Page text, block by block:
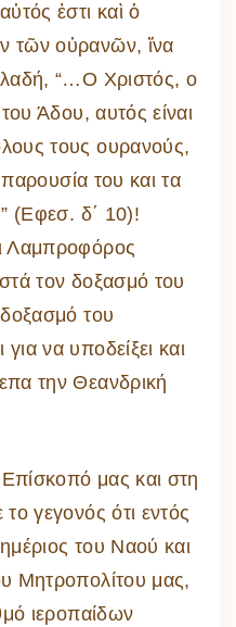
ἐστι καὶ ὁ
τῶν οὐρανῶν, ἵνα
“…Ο Χριστός, ο
Άδου, αυτός είναι
τους ουρανούς,
παρουσία του και τα
(Εφεσ. δ΄ 10)!
Λαμπροφόρος
τον δοξασμό του
του
να υποδείξει και
την Θεανδρική
μας και στη
γεγονός ότι εντός
του Ναού και
Μητροπολίτου μας,
ιεροπαίδων